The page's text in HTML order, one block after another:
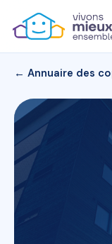
← Annuaire des